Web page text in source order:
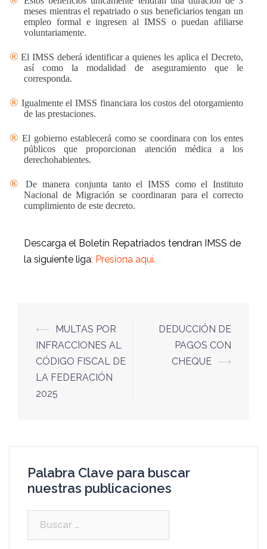
meses mientras el repatriado o sus beneficiarios tengan un
empleo formal e ingresen al IMSS o puedan afiliarse
voluntariamente.
® El IMSS deberá identificar a quienes les aplica el Decreto,
así como la modalidad de aseguramiento que le
corresponda.
® Igualmente el IMSS financiara los costos del otorgamiento
de las prestaciones.
® El gobierno establecerá como se coordinara con los entes
públicos que proporcionan atención médica a los
derechohabientes.
®
De manera conjunta tanto el IMSS como el Instituto
Nacional de Migración se coordinaran para el correcto
cumplimiento de este decreto.
Descarga el Boletín Repatriados tendran IMSS de
la siguiente liga: Presiona aquí.
⟵
MULTAS POR
INFRACCIONES AL
CÓDIGO FISCAL DE
LA FEDERACIÓN
2025
DEDUCCIÓN DE
PAGOS CON
CHEQUE ⟶
Palabra Clave para buscar
nuestras publicaciones